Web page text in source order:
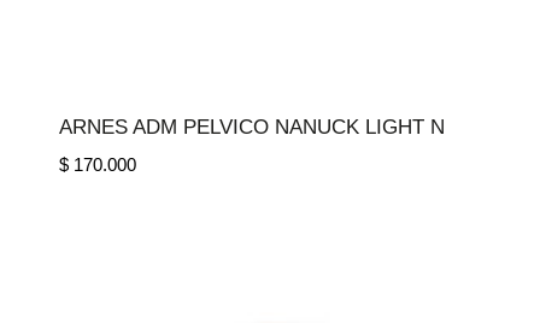
ARNES ADM PELVICO NANUCK LIGHT N
$170.000